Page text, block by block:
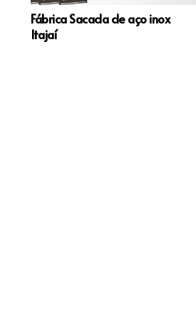
Fábrica Sacada de aço inox
Itajaí